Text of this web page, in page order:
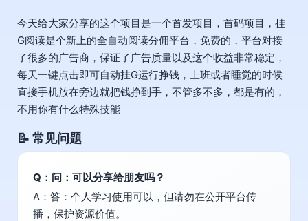
今天给大家分享的这个项目是一个首发项目，首码项目，挂
G阅读是个新上的全自动阅读分佣平台，免费的，平台对接
了很多的广告商，保证了广告质量以及这个收益非常稳定，
每天一键点击即可自动挂G运行挣钱，上班或者睡觉的时候
直接手机放在旁边就把钱挣到手，不管多不多，都是有的，
不用你有什么特殊技能
📝 常见问题
Q：问：可以分享给朋友吗？
A：答：个人学习使用可以，但请勿在公开平台传
播，保护资源价值。